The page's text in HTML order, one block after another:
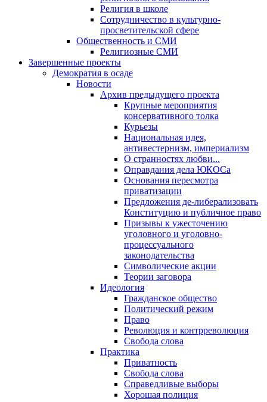
Религия в школе
Сотрудничество в культурно-
просветительской сфере
Общественность и СМИ
Религиозные СМИ
Завершенные проекты
Демократия в осаде
Новости
Архив предыдущего проекта
Крупные мероприятия
консервативного толка
Курьезы
Национальная идея,
антивестернизм, империализм
О странностях любви...
Оправдания дела ЮКОСа
Основания пересмотра
приватизации
Предложения де-либерализовать
Конституцию и публичное право
Призывы к ужесточению
уголовного и уголовно-
процессуального
законодательства
Символические акции
Теории заговора
Идеология
Гражданское общество
Политический режим
Право
Революция и контрреволюция
Свобода слова
Практика
Приватность
Свобода слова
Справедливые выборы
Хорошая полиция